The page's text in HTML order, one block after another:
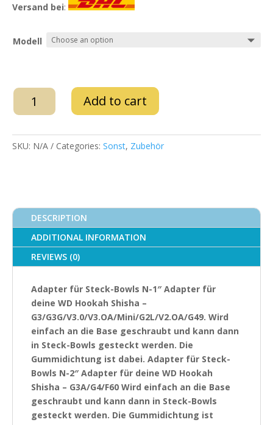
Versand bei:
Modell
Adapter
Bowls
quantity
Add to cart
SKU: N/A Categories: Sonst, Zubehör
DESCRIPTION
ADDITIONAL INFORMATION
REVIEWS (0)
Adapter für Steck-Bowls N-1″ Adapter für
deine WD Hookah Shisha –
G3/G3G/V3.0/V3.OA/Mini/G2L/V2.OA/G49. Wird
einfach an die Base geschraubt und kann dann
in Steck-Bowls gesteckt werden. Die
Gummidichtung ist dabei. Adapter für Steck-
Bowls N-2″ Adapter für deine WD Hookah
Shisha – G3A/G4/F60 Wird einfach an die Base
geschraubt und kann dann in Steck-Bowls
gesteckt werden. Die Gummidichtung ist